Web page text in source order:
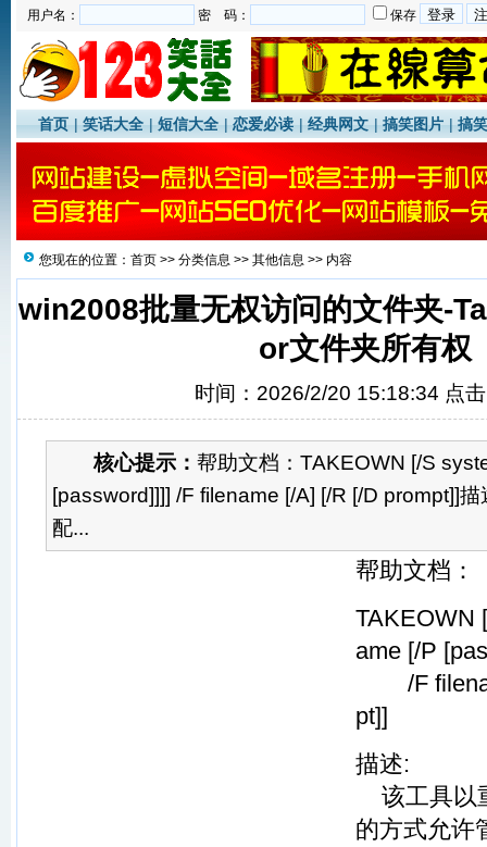
用户名： 密 码： 保存
首页 |笑话大全 |短信大全 |恋爱必读 |经典网文 |搞笑图片 |搞
您现在的位置： 首页 >> 分类信息 >> 其他信息 >> 内容
win2008批量无权访问的文件夹-
or文件夹所有权
时间：2026/2/20 15:18:34 点
核心提示： 帮助文档：TAKEOWN [/S
[password]]]] /F filename [/A] [/R [/D prompt]]
配...
帮助文档：
TAKEOWN
ame [/P
/F
pt]]
描述:
该工具以
的方式允许